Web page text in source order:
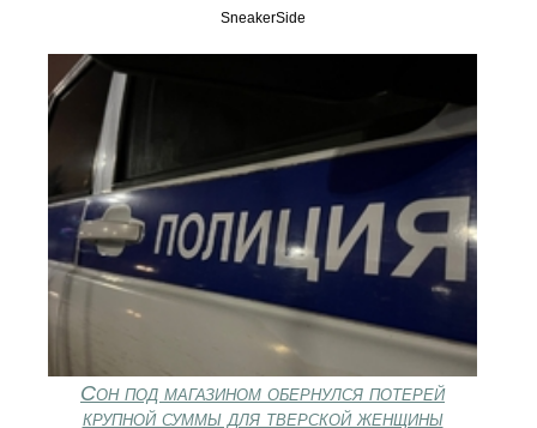
SneakerSide
Сон под магазином обернулся потерей
крупной суммы для тверской женщины